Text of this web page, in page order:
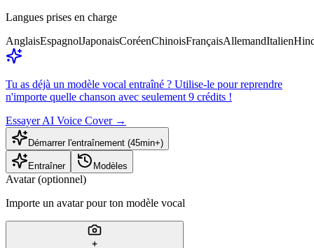
Langues prises en charge
AnglaisEspagnolJaponaisCoréenChinoisFrançaisAllemandItalien
Tu as déjà un modèle vocal entraîné ? Utilise-le pour reprendre
n'importe quelle chanson avec seulement 9 crédits !
Essayer AI Voice Cover→
Démarrer l'entraînement (45min+)
Entraîner Modèles
Avatar (optionnel)
Importe un avatar pour ton modèle vocal